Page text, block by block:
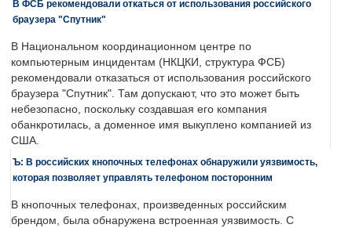
В ФСБ рекомендовали откаться от использования российского
браузера "Спутник"
В Национальном координационном центре по
компьютерным инцидентам (НКЦКИ, структура ФСБ)
рекомендовали отказаться от использования российского
браузера "Спутник". Там допускают, что это может быть
небезопасно, поскольку создавшая его компания
обанкротилась, а доменное имя выкуплено компанией из
США.
Ъ: В российских кнопочных телефонах обнаружили уязвимость,
которая позволяет управлять телефоном посторонним
В кнопочных телефонах, произведенных российским
брендом, была обнаружена встроенная уязвимость. С